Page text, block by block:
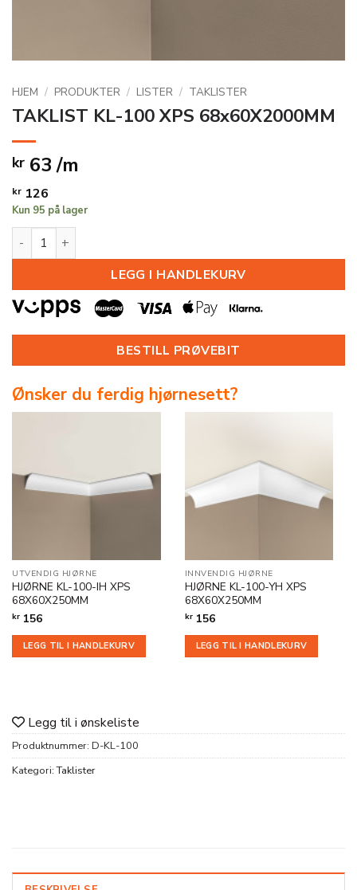
HJEM / PRODUKTER / LISTER / TAKLISTER
TAKLIST KL-100 XPS 68x60X2000MM
kr 63 /m
kr 126
Kun 95 på lager
TAKLIST KL-100 XPS 68x60X2000MM antall
LEGG I HANDLEKURV
BESTILL PRØVEBIT
Ønsker du ferdig hjørnesett?
UTVENDIG HJØRNE
HJØRNE KL-100-IH XPS
68X60X250MM
kr 156
LEGG TIL I HANDLEKURV
INNVENDIG HJØRNE
HJØRNE KL-100-YH XPS
68X60X250MM
kr156
LEGG TIL I HANDLEKURV
Legg til i ønskeliste
Produktnummer: D-KL-100
Kategori:Taklister